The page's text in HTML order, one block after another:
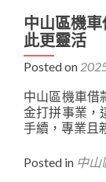
中山區機
此更靈活
Posted on
中山區機車借
金打拼事業，
手續，專業且
Posted in 中山